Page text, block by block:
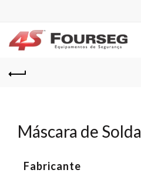
Máscara de Solda
Fabricante